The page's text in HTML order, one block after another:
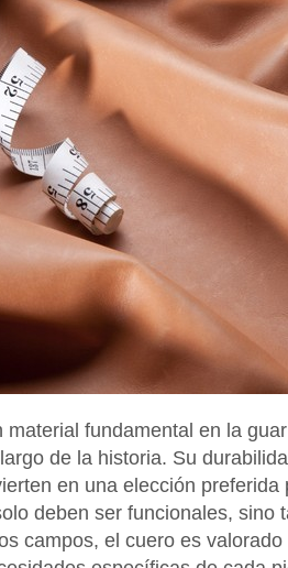
material fundamental en la
de la historia. Su
en una elección preferida
deben ser funcionales, sino
campos, el cuero es